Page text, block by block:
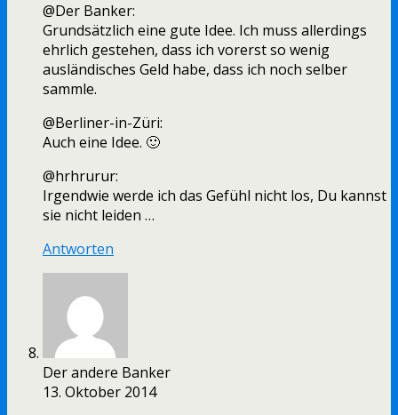
@Der Banker:
Grundsätzlich eine gute Idee. Ich muss allerdings
ehrlich gestehen, dass ich vorerst so wenig
ausländisches Geld habe, dass ich noch selber
sammle.
@Berliner-in-Züri:
Auch eine Idee. 🙂
@hrhrurur:
Irgendwie werde ich das Gefühl nicht los, Du kannst
sie nicht leiden …
Antworten
Der andere Banker
13. Oktober 2014